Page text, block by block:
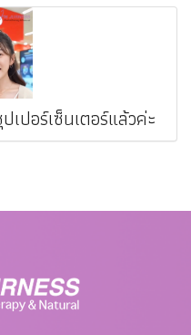
เปอร์เซ็นเตอร์แล้วค่ะ